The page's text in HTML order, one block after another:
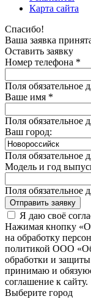
Карта сайта
Спасибо!
Ваша заявка
Оставить заявку
Номер телефона *
Поля обязательное
Ваше имя *
Поля обязательное
Ваш город:
Поля обязательное
Модель и год
Поля обязательное
Отправить заявку
Я даю своё
Нажимая кнопку
на обработку
политикой ООО
обработки и
принимаю и
соглашение к сайту.
Выберите город